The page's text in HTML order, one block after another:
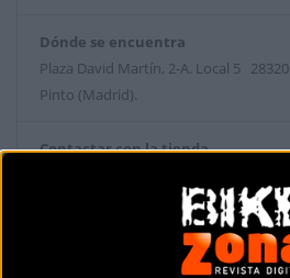
Dónde se encuentra
Plaza David Martín, 2-A. Local 5 28320
Pinto (Madrid).
Contactar con la tienda
Web y RRSS de la tienda